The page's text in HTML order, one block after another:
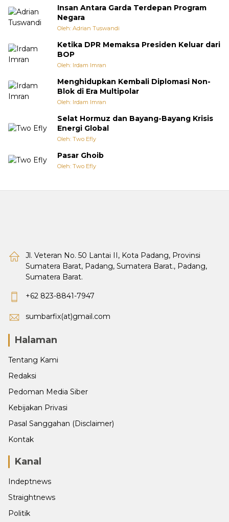
Insan Antara Garda Terdepan Program
Negara
Oleh: Adrian Tuswandi
Ketika DPR Memaksa Presiden Keluar dari
BOP
Oleh: Irdam Imran
Menghidupkan Kembali Diplomasi Non-
Blok di Era Multipolar
Oleh: Irdam Imran
Selat Hormuz dan Bayang-Bayang Krisis
Energi Global
Oleh: Two Efly
Pasar Ghoib
Oleh: Two Efly
Jl. Veteran No. 50 Lantai II, Kota Padang, Provinsi
Sumatera Barat, Padang, Sumatera Barat., Padang,
Sumatera Barat.
+62 823-8841-7947
sumbarfix(at)gmail.com
Halaman
Tentang Kami
Redaksi
Pedoman Media Siber
Kebijakan Privasi
Pasal Sanggahan (Disclaimer)
Kontak
Kanal
Indeptnews
Straightnews
Politik